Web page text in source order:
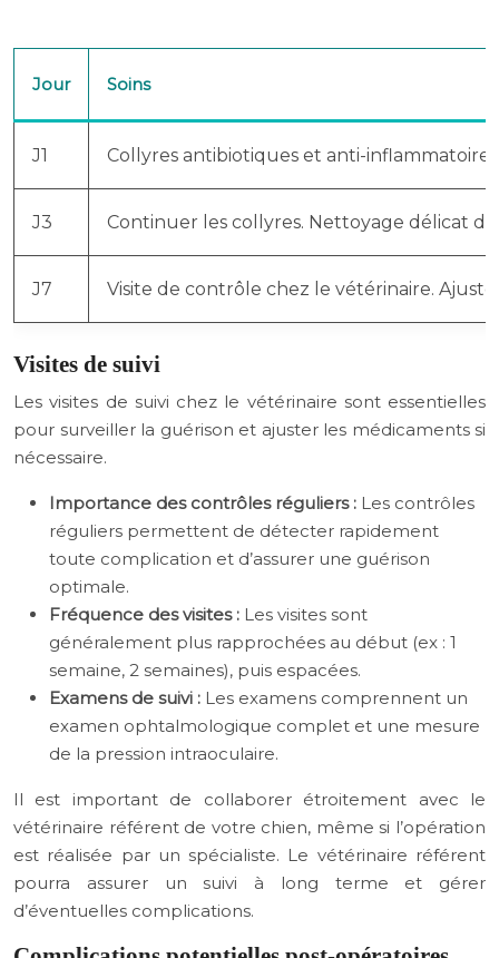
Jour Soins
J1 Collyres antibiotiques et anti-
J3 Continuer les collyres. Nettoyage délicat
J7 Visite de contrôle chez le vétérinaire.
Visites de suivi
Les visites de suivi chez le vétérinaire sont essentielles
pour surveiller la guérison et ajuster les médicaments si
nécessaire.
Importance des contrôles réguliers : Les contrôles
réguliers permettent de détecter rapidement
toute complication et d’assurer une guérison
optimale.
Fréquence des visites : Les visites sont
généralement plus rapprochées au début (ex : 1
semaine, 2 semaines), puis espacées.
Examens de suivi : Les examens comprennent un
examen ophtalmologique complet et une mesure
de la pression intraoculaire.
Il est important de collaborer étroitement avec le
vétérinaire référent de votre chien, même si l’opération
est réalisée par un spécialiste. Le vétérinaire référent
pourra assurer un suivi à long terme et gérer
d’éventuelles complications.